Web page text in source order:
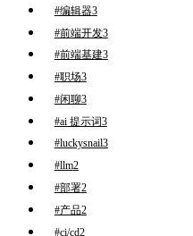
#编辑器3
#前端开发3
#前端基建3
#职场3
#闲聊3
#ai 提示词3
#luckysnail3
#llm2
#部署2
#产品2
#ci/cd2